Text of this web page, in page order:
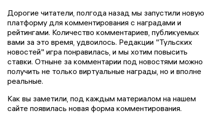
Дорогие читатели, полгода назад мы запустили новую
платформу для комментирования с наградами и
рейтингами. Количество комментариев, публикуемых
вами за это время, удвоилось. Редакции "Тульских
новостей" игра понравилась, и мы хотим повысить
ставки. Отныне за комментарии под новостями можно
получить не только виртуальные награды, но и вполне
реальные.
Как вы заметили, под каждым материалом на нашем
сайте появилась новая форма комментирования.